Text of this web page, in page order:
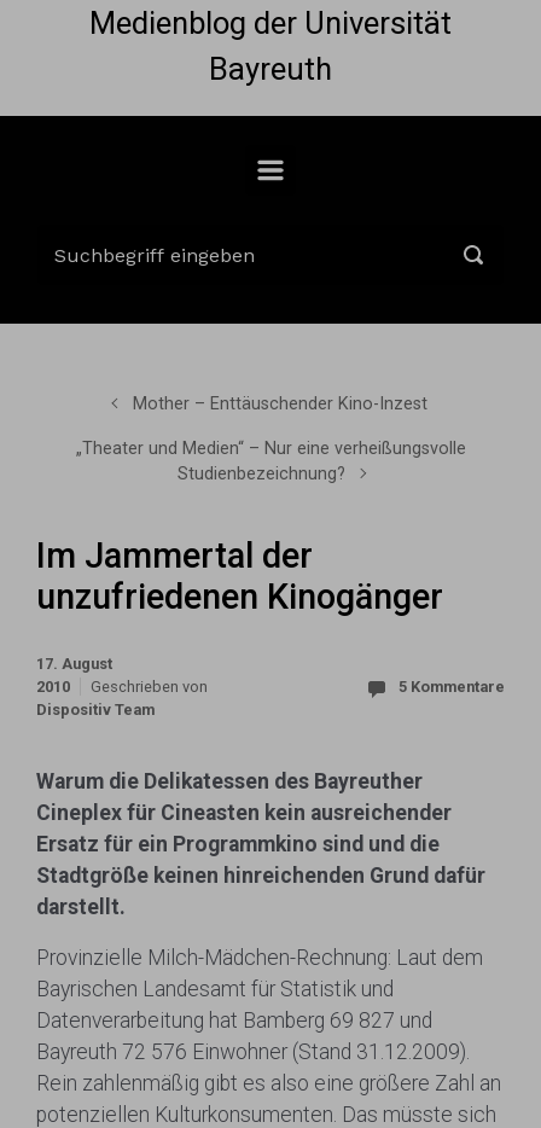
Medienblog der Universität
Bayreuth
Mother – Enttäuschender Kino-Inzest
„Theater und Medien“ – Nur eine verheißungsvolle
Studienbezeichnung?
Im Jammertal der
unzufriedenen Kinogänger
17. August
2010
Geschrieben von
Dispositiv Team
5 Kommentare
Warum die Delikatessen des Bayreuther
Cineplex für Cineasten kein ausreichender
Ersatz für ein Programmkino sind und die
Stadtgröße keinen hinreichenden Grund dafür
darstellt.
Provinzielle Milch-Mädchen-Rechnung: Laut dem
Bayrischen Landesamt für Statistik und
Datenverarbeitung hat Bamberg 69 827 und
Bayreuth 72 576 Einwohner (Stand 31.12.2009).
Rein zahlenmäßig gibt es also eine größere Zahl an
potenziellen Kulturkonsumenten. Das müsste sich